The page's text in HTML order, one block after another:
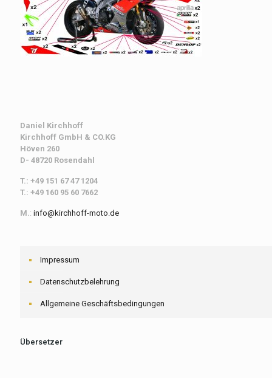
Daniel Kirchhoff
Kirchhoff GmbH & CO.KG
Höven 260
D- 48720 Rosendahl
T.: +49 151 67 47 1204
T.: +49 160 95 60 7662
M.: info@kirchhoff-moto.de
Impressum
Datenschutzbelehrung
Allgemeine Geschäftsbedingungen
Übersetzer